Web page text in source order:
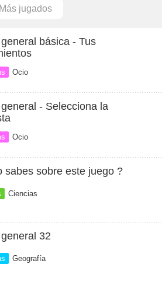
Más jugados
básica - Tus
Ocio
- Selecciona la
Ocio
sabes sobre este juego ?
Ciencias
32
Geografía